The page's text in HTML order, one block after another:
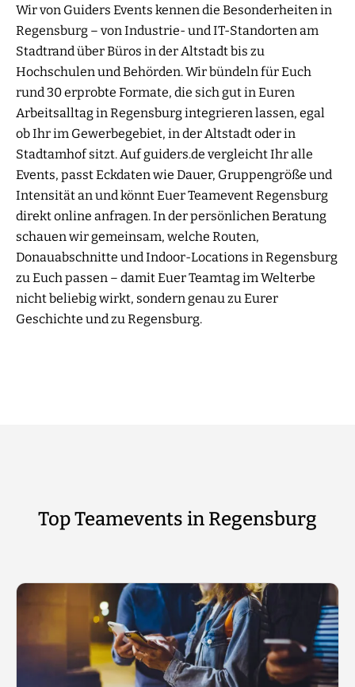
Wir von Guiders Events kennen die Besonderheiten in
Regensburg – von Industrie- und IT-Standorten am
Stadtrand über Büros in der Altstadt bis zu
Hochschulen und Behörden. Wir bündeln für Euch
rund 30 erprobte Formate, die sich gut in Euren
Arbeitsalltag in Regensburg integrieren lassen, egal
ob Ihr im Gewerbegebiet, in der Altstadt oder in
Stadtamhof sitzt. Auf guiders.de vergleicht Ihr alle
Events, passt Eckdaten wie Dauer, Gruppengröße und
Intensität an und könnt Euer Teamevent Regensburg
direkt online anfragen. In der persönlichen Beratung
schauen wir gemeinsam, welche Routen,
Donauabschnitte und Indoor-Locations in Regensburg
zu Euch passen – damit Euer Teamtag im Welterbe
nicht beliebig wirkt, sondern genau zu Eurer
Geschichte und zu Regensburg.
Top Teamevents in Regensburg